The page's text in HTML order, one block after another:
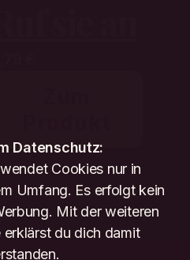
Datenschutz:
Cookies nur in
Umfang. Es erfolgt kein
Mit der weiteren
erklärst du dich damit